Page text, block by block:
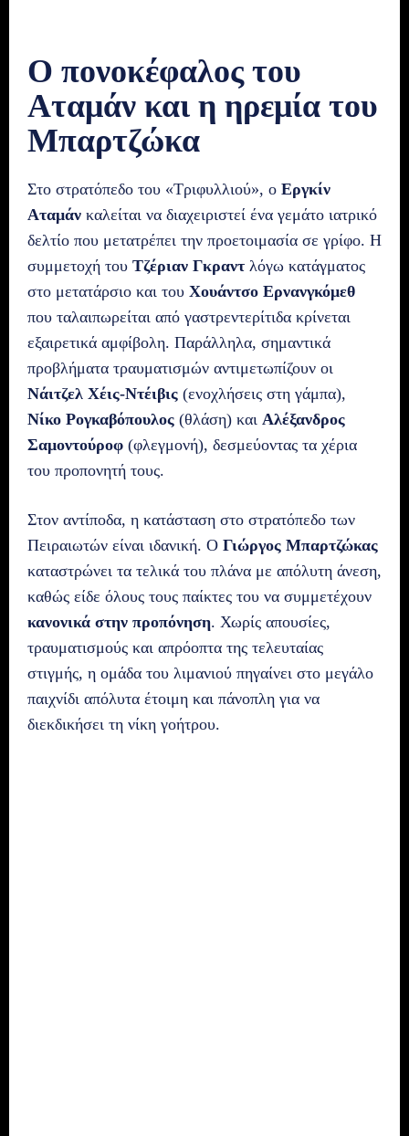
Ο πονοκέφαλος του
Αταμάν και η ηρεμία του
Μπαρτζώκα
Στο στρατόπεδο του «Τριφυλλιού», ο Εργκίν
Αταμάν καλείται να διαχειριστεί ένα γεμάτο ιατρικό
δελτίο που μετατρέπει την προετοιμασία σε γρίφο. Η
συμμετοχή του Τζέριαν Γκραντ λόγω κατάγματος
στο μετατάρσιο και του Χουάντσο Ερνανγκόμεθ
που ταλαιπωρείται από γαστρεντερίτιδα κρίνεται
εξαιρετικά αμφίβολη. Παράλληλα, σημαντικά
προβλήματα τραυματισμών αντιμετωπίζουν οι
Νάιτζελ Χέις-Ντέιβις (ενοχλήσεις στη γάμπα),
Νίκο Ρογκαβόπουλος (θλάση) και Αλέξανδρος
Σαμοντούροφ (φλεγμονή), δεσμεύοντας τα χέρια
του προπονητή τους.
Στον αντίποδα, η κατάσταση στο στρατόπεδο των
Πειραιωτών είναι ιδανική. Ο Γιώργος Μπαρτζώκας
καταστρώνει τα τελικά του πλάνα με απόλυτη άνεση,
καθώς είδε όλους τους παίκτες του να συμμετέχουν
κανονικά στην προπόνηση. Χωρίς απουσίες,
τραυματισμούς και απρόοπτα της τελευταίας
στιγμής, η ομάδα του λιμανιού πηγαίνει στο μεγάλο
παιχνίδι απόλυτα έτοιμη και πάνοπλη για να
διεκδικήσει τη νίκη γοήτρου.